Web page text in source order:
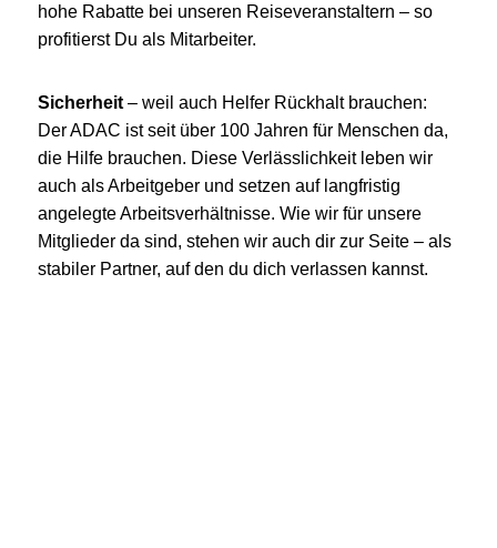
hohe Rabatte bei unseren Reiseveranstaltern – so
profitierst Du als Mitarbeiter.
Sicherheit – weil auch Helfer Rückhalt brauchen:
Der ADAC ist seit über 100 Jahren für Menschen da,
die Hilfe brauchen. Diese Verlässlichkeit leben wir
auch als Arbeitgeber und setzen auf langfristig
angelegte Arbeitsverhältnisse. Wie wir für unsere
Mitglieder da sind, stehen wir auch dir zur Seite – als
stabiler Partner, auf den du dich verlassen kannst.